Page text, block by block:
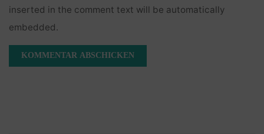
inserted in the comment text will be automatically
embedded.